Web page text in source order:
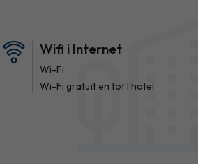
Wifi i Internet
Wi-Fi
Wi-Fi gratuït en tot l'hotel